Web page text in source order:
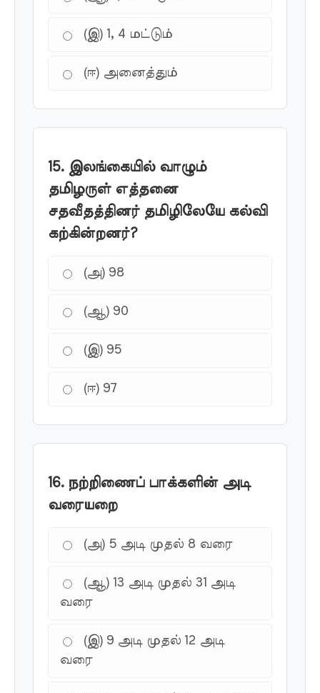
(இ) 1, 4 மட்டும்
(ஈ) அனைத்தும்
15. இலங்கையில் வாழும்
தமிழருள் எத்தனை
சதவீதத்தினர் தமிழிலேயே கல்வி
கற்கின்றனர்?
(அ) 98
(ஆ) 90
(இ) 95
(ஈ) 97
16. நற்றிணைப் பாக்களின் அடி
வரையறை
(அ) 5 அடி முதல் 8 வரை
(ஆ) 13 அடி முதல் 31 அடி
வரை
(இ) 9 அடி முதல் 12 அடி
வரை